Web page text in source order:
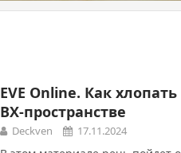
EVE Online. Как
ВХ-пространстве
Deckven 17.11.2024